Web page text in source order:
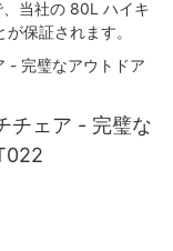
当社の 80L ハイキ
保証されます。
チェア - 完璧な